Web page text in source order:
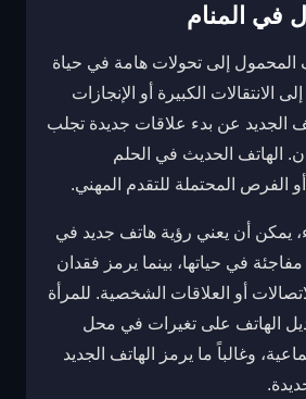
في المنام
المحمول إلى تحولات هامة في حياة
الكبيرة أو الإنجازات
الجديد عن بدء علاقات جديدة تجلب
الهاتف الحديث في الحلم
أو الفرص المحتملة للتقدم المهني.
يمكن أن يعني رؤية هاتف جديد في
مفاجئة في حياتها، بينما يرمز فقدان
أو العلاقات الشخصية. للمرأة
الهاتف على تغيرات في محل
وغالباً ما يرمز الهاتف الجديد